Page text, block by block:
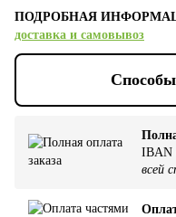
ПОДРОБНАЯ
доставка и самовывоз
IBAN
всей